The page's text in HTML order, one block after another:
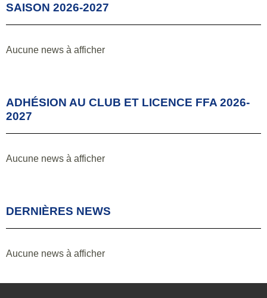
SAISON 2026-2027
Aucune news à afficher
ADHÉSION AU CLUB ET LICENCE FFA 2026-
2027
Aucune news à afficher
DERNIÈRES NEWS
Aucune news à afficher